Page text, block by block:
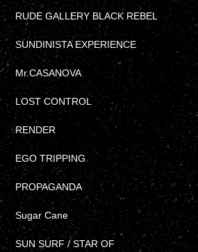
RUDE GALLERY BLACK REBEL
SUNDINISTA EXPERIENCE
Mr.CASANOVA
LOST CONTROL
RENDER
EGO TRIPPING
PROPAGANDA
Sugar Cane
SUN SURF / STAR OF